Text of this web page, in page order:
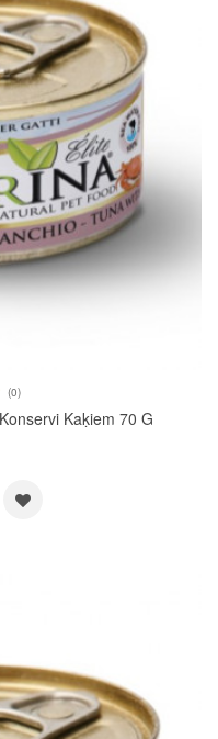
(0)
Kaķiem 70 G